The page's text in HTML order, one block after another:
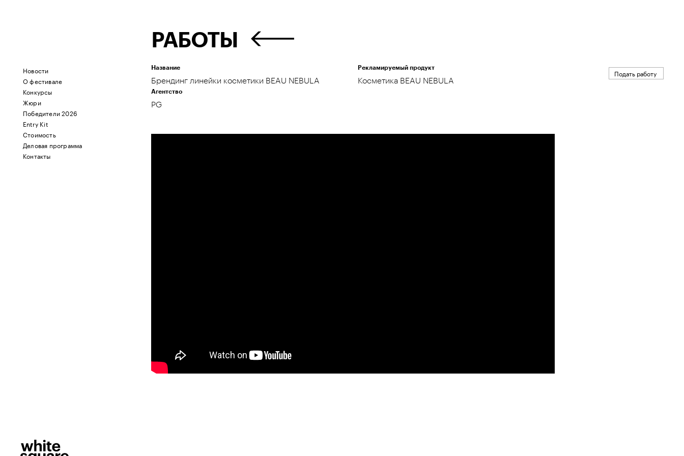
Новости
О фестивале
Конкурсы
Жюри
Победители 2026
Entry Kit
Стоимость
Деловая программа
Контакты
Подать работу
РАБОТЫ
Название
Брендинг линейки косметики BEAU NEBULA
Рекламируемый продукт
Косметика BEAU NEBULA
Агентство
PG